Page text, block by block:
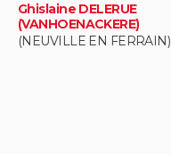
Ghislaine DELERUE
(VANHOENACKERE)
(NEUVILLE EN FERRAIN)